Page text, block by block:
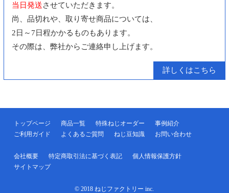
当日発送させていただきます。
尚、品切れや、取り寄せ商品については、
2日～7日程かかるものもあります。
その際は、弊社からご連絡申し上げます。
詳しくはこちら
トップページ 商品一覧 特殊ねじオーダー
事例紹介
ご利用ガイド
よくあるご質問 ねじ豆知識 お問い合わせ
会社概要 特定商取引法に基づく表記
個人情報保護方針
サイトマップ
© 2018 ねじファクトリー inc.